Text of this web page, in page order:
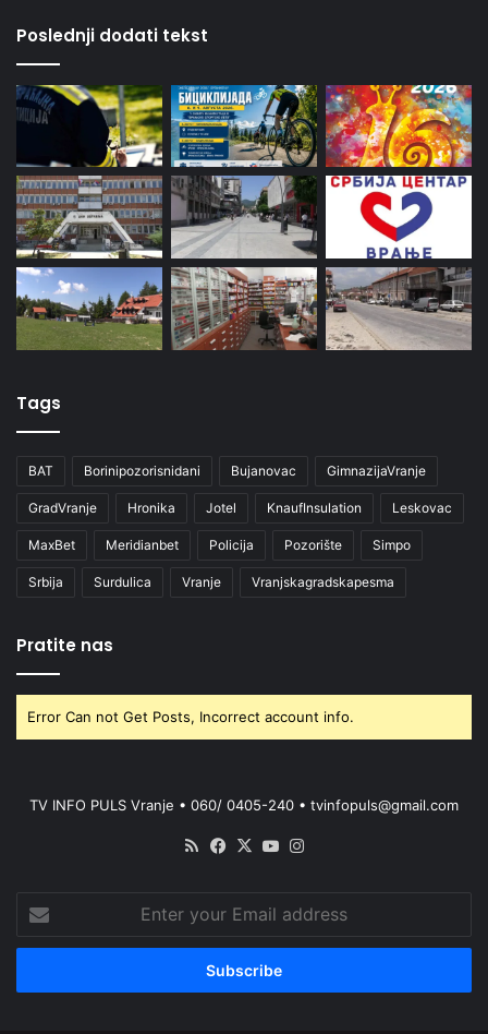
Poslednji dodati tekst
Tags
BAT Borinipozorisnidani Bujanovac GimnazijaVranje
GradVranje Hronika Jotel KnaufInsulation Leskovac
MaxBet Meridianbet Policija Pozorište Simpo
Srbija Surdulica Vranje Vranjskagradskapesma
Pratite nas
Error Can not Get Posts, Incorrect account info.
TV INFO PULS Vranje • 060/ 0405-240 • tvinfopuls@gmail.com
RSS Facebook
X YouTube
your
Email